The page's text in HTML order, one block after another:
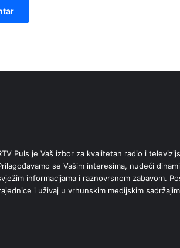
Puls je Vaš izbor za kvalitetan radio i
se Vašim interesima, nudeći
informacijama i raznovrsnom zabavom.
i uživaj u vrhunskim medijskim